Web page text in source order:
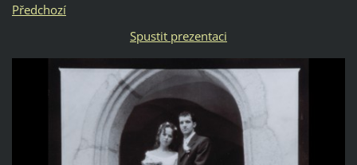
Předchozí
Spustit prezentaci